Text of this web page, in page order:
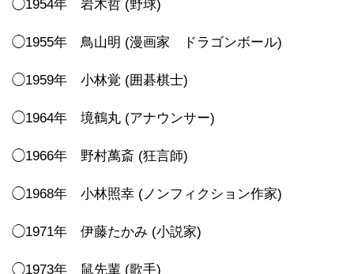
◯1954年 岩木哲 (野球)
◯1955年 鳥山明 (漫画家 ドラゴンボール)
◯1959年 小林覚 (囲碁棋士)
◯1964年 境鶴丸 (アナウンサー)
◯1966年 野村萬斎 (狂言師)
◯1968年 小林照幸 (ノンフィクション作家)
◯1971年 伊藤たかみ (小説家)
◯1973年 鼠先輩 (歌手)